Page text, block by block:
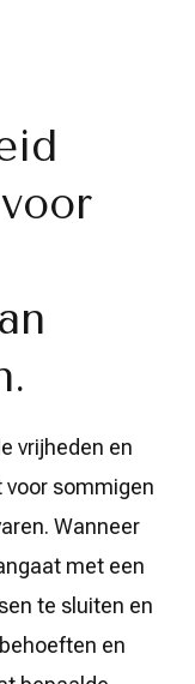
vrijheden en
sommigen
Wanneer
met een
te sluiten en
en